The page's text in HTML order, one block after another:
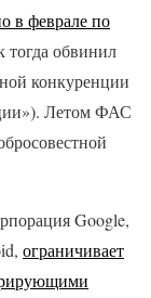
в феврале по
тогда обвинил
конкуренции
Летом ФАС
Google,
ограничивает